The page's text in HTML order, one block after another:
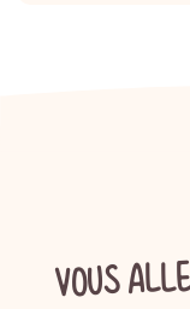
VOUS